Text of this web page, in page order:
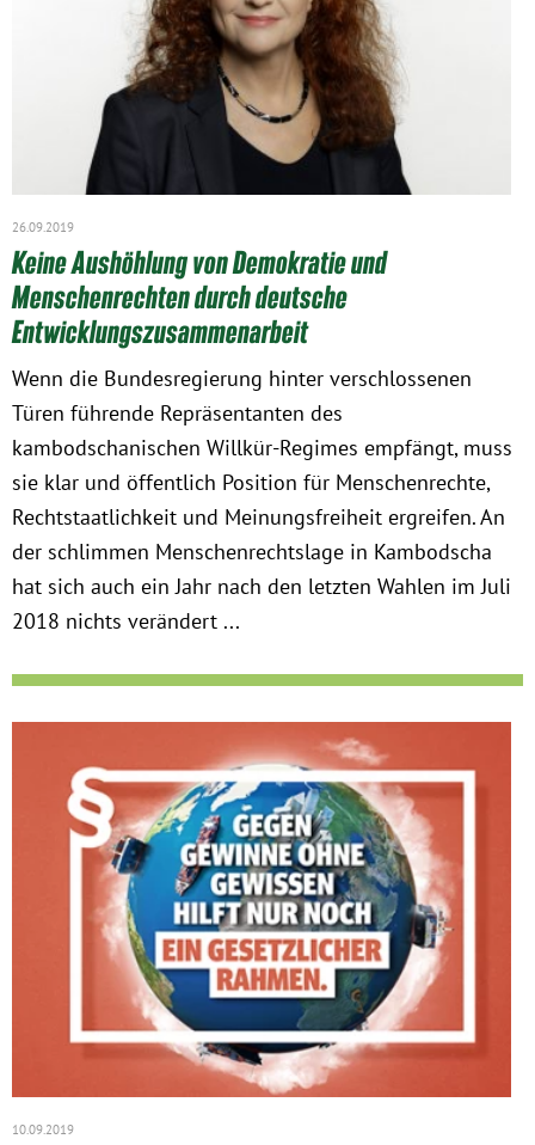
26.09.2019
Keine Aushöhlung von Demokratie und
Menschenrechten durch deutsche
Entwicklungszusammenarbeit
Wenn die Bundesregierung hinter verschlossenen
Türen führende Repräsentanten des
kambodschanischen Willkür-Regimes empfängt, muss
sie klar und öffentlich Position für Menschenrechte,
Rechtstaatlichkeit und Meinungsfreiheit ergreifen. An
der schlimmen Menschenrechtslage in Kambodscha
hat sich auch ein Jahr nach den letzten Wahlen im Juli
2018 nichts verändert ...
10.09.2019